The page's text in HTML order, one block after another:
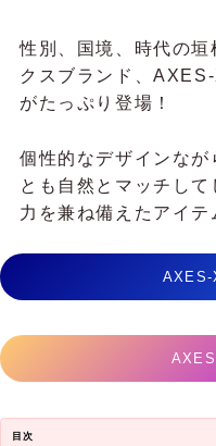
性別、国境、時代の
クスブランド、
がたっぷり登場！
個性的なデザインな
とも自然とマッチし
力を兼ね備えたアイ
目次